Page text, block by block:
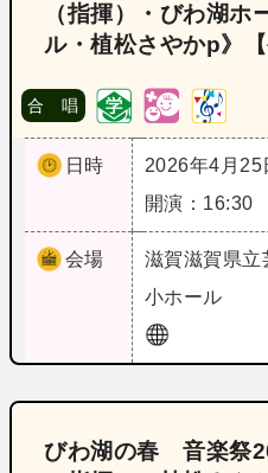
（指揮）・びわ湖ホ
ル・植松さやかp》【
合 唱
日時
2026年4月25
開演：16:30
会場 滋賀滋賀県立
小ホール
びわ湖の春 音楽祭